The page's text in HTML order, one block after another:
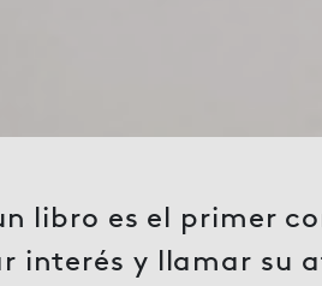
libro es el primer
interés y llamar su